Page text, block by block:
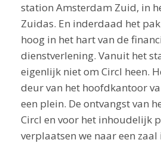
station Amsterdam Zuid, in
Zuidas. En inderdaad het
hoog in het hart van de
dienstverlening. Vanuit het
eigenlijk niet om Circl heen.
deur van het hoofdkantoor
een plein. De ontvangst van
Circl en voor het inhoudelijk
verplaatsen we naar een zaal